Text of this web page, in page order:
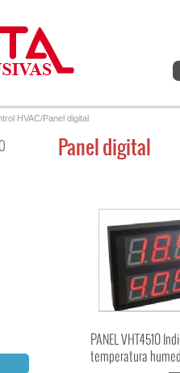
HVAC/Panel digital
Panel digital
PANEL VHT4510
temperatura